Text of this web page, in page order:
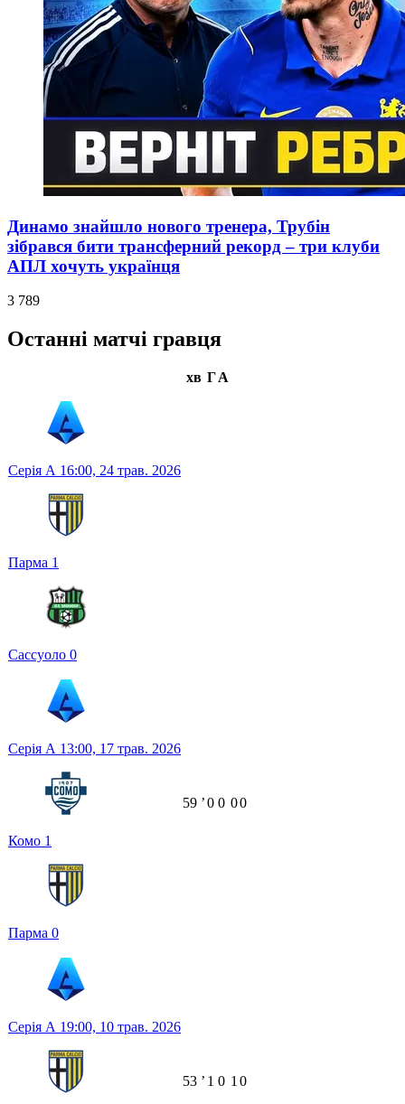
Динамо знайшло нового тренера, Трубін
зібрався бити трансферний рекорд – три клуби
АПЛ хочуть українця
3 789
Останні матчі гравця
хв ГА
Серія А 16:00, 24 трав. 2026
Парма 1
Сассуоло 0
Серія А 13:00, 17 трав. 2026
Комо 1
Парма 0
59 ʼ0 0 00
Серія А 19:00, 10 трав. 2026
53 ʼ 1 0 1 0